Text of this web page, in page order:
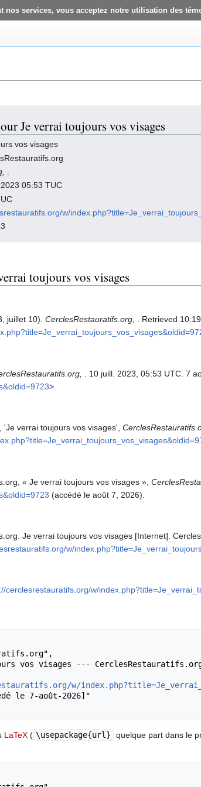
services, vous acceptez notre utilisation des
Je verrai toujours vos visages
vos visages
05:53 TUC
w/
toujours vos visages
juillet 10). CerclesRestauratifs.org, . Retrieved
. 10 juill. 2023, 05:53 UTC. 7
>.
verrai toujours vos visages',
« Je verrai toujours vos visages »,
(accédé le août 7, 2026).
Je verrai toujours vos visages [Internet].
w/
cerclesrestauratifs.org/w/
w/
LaTeX ( \usepackage{url}
quelque part dans le